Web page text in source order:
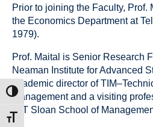
size
Prior to joining the Faculty, Prof.
the Economics Department at
1979).
Prof. Maital is Senior Research
Neaman Institute for Advanced
academic director of
Management and a visiting
MIT Sloan School of